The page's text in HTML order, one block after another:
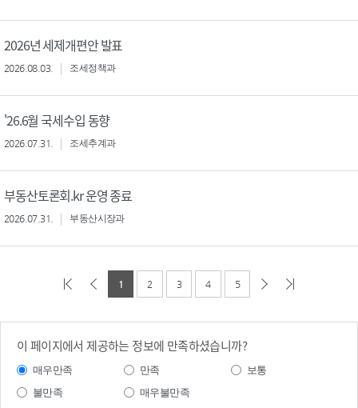
2026년 세제개편안 발표
2026.08.03. 조세정책과
'26.6월 국세수입 동향
2026.07.31. 조세추계과
부동산토론회.kr 운영 종료
2026.07.31. 부동산시장과
1 2 3 4 5
이 페이지에서 제공하는 정보에 만족하셨습니까?
매우만족 만족
보통
불만족
매우불만족